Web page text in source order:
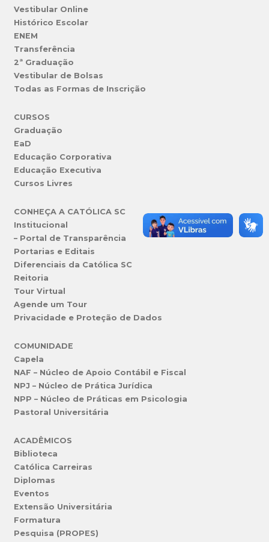
Vestibular Online
Histórico Escolar
ENEM
Transferência
2ª Graduação
Vestibular de Bolsas
Todas as Formas de Inscrição
CURSOS
Graduação
EaD
Educação Corporativa
Educação Executiva
Cursos Livres
CONHEÇA A CATÓLICA SC
Institucional
– Portal de Transparência
Portarias e Editais
Diferenciais da Católica SC
Reitoria
Tour Virtual
Agende um Tour
Privacidade e Proteção de Dados
COMUNIDADE
Capela
NAF – Núcleo de Apoio Contábil e Fiscal
NPJ – Núcleo de Prática Jurídica
NPP – Núcleo de Práticas em Psicologia
Pastoral Universitária
ACADÊMICOS
Biblioteca
Católica Carreiras
Diplomas
Eventos
Extensão Universitária
Formatura
Pesquisa (PROPES)